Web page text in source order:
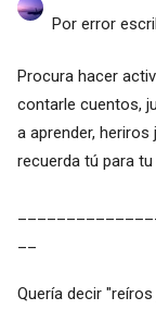
Por error
Procura hacer
contarle cuentos,
a aprender,
recuerda tú para tu
Quería decir